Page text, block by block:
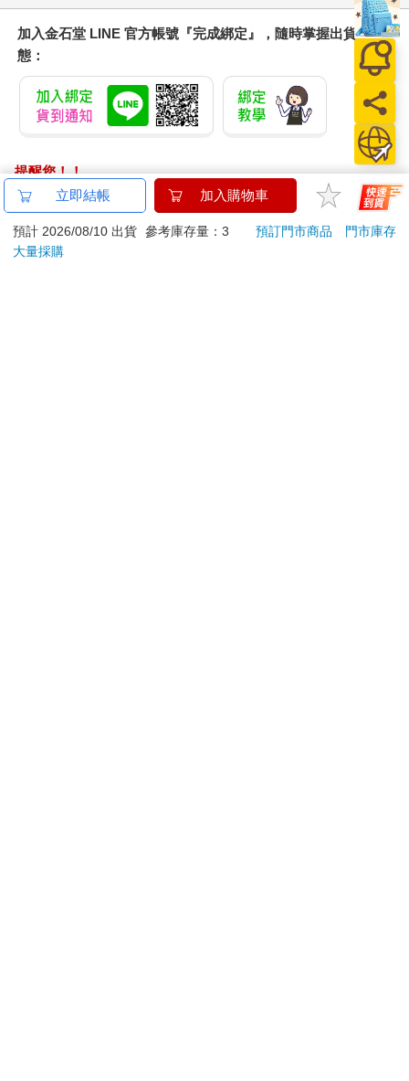
加入金石堂 LINE 官方帳號『完成綁定』，隨時掌握出貨動
態：
提醒您！！
金石堂及銀行均不會請您操作ATM! 如接獲電話要求您前往
ATM提款機，請不要聽從指示，以免受騙上當！
退換貨須知：
立即結帳 加入購物車
預計 2026/08/10 出貨 參考庫存量：3 預訂門市商品
門市庫存
大量採購